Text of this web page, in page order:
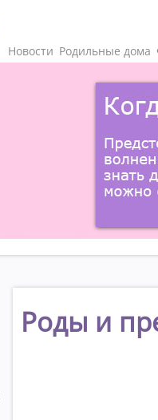
Новости Родильные дома
Роды и